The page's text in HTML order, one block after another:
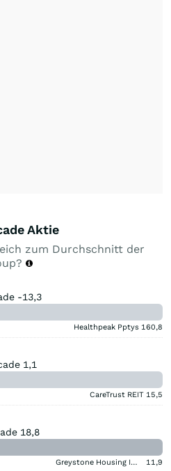
Aktie
zum Durchschnitt der
-13,3
Healthpeak Pptys 160,8
1,1
CareTrust REIT 15,5
18,8
Greystone Housing Impact Investors LP Benef Unit Cert 11,9